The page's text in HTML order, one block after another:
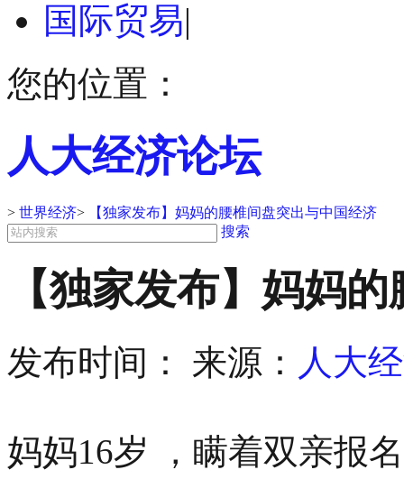
国际贸易|
您的位置：
人大经济论坛
> 世界经济>
【独家发布】妈妈的腰椎间盘突出与中国经济
搜索
【独家发布】妈妈
发布时间： 来源： 人大
妈妈16岁 ，瞒着双亲报